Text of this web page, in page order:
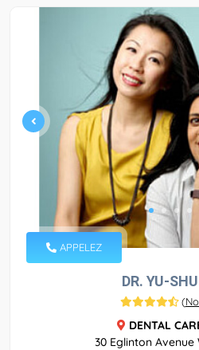
APPELEZ
DR. YU-
(
DENTAL
30 Eglinton Avenue